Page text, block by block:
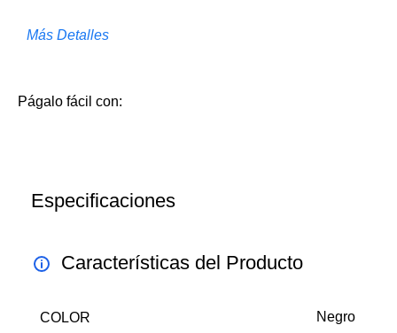
Más Detalles
Págalo fácil con:
Especificaciones
Características del Producto
COLOR Negro